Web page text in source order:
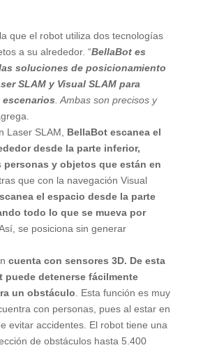
que el robot utiliza dos tecnologías
a su alrededor. “BellaBot es
soluciones de posicionamiento
SLAM y Visual SLAM para
escenarios . Ambas son precisos y
Laser SLAM, BellaBot escanea el
desde la parte inferior,
personas y objetos que están en
que con la navegación Visual
el espacio desde la parte
todo lo que se mueva por
se posiciona sin generar
cuenta con sensores 3D. De esta
puede detenerse fácilmente
un obstáculo . Esta función es muy
con personas, pues al estar en
evitar accidentes. El robot tiene una
de obstáculos hasta 5.400